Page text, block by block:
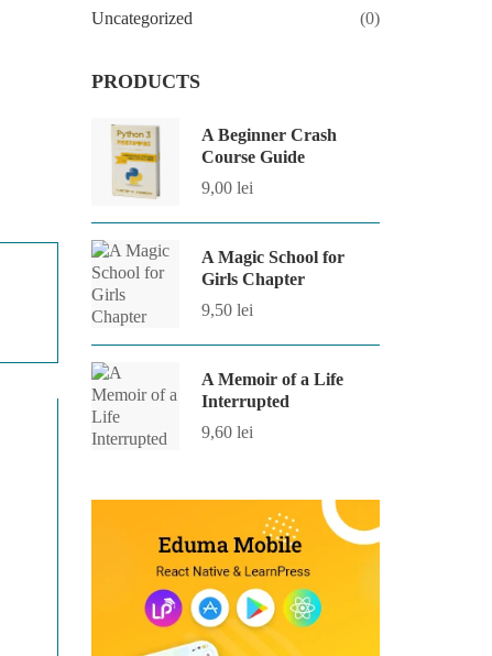
Uncategorized
(0)
PRODUCTS
A Beginner Crash
Course Guide
9,00 lei
A Magic School for
Girls Chapter
9,50 lei
A Memoir of a Life
Interrupted
9,60 lei